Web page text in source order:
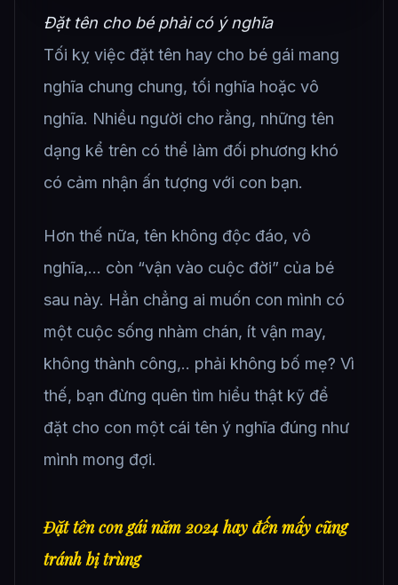
Đặt tên cho bé phải có ý nghĩa
Tối kỵ việc đặt tên hay cho bé gái mang
nghĩa chung chung, tối nghĩa hoặc vô
nghĩa. Nhiều người cho rằng, những tên
dạng kể trên có thể làm đối phương khó
có cảm nhận ấn tượng với con bạn.
Hơn thế nữa, tên không độc đáo, vô
nghĩa,… còn “vận vào cuộc đời” của bé
sau này. Hẳn chẳng ai muốn con mình có
một cuộc sống nhàm chán, ít vận may,
không thành công,.. phải không bố mẹ? Vì
thế, bạn đừng quên tìm hiểu thật kỹ để
đặt cho con một cái tên ý nghĩa đúng như
mình mong đợi.
Đặt tên con gái năm 2024 hay đến mấy cũng
tránh bị trùng